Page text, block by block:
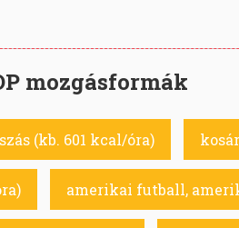
mozgásformák
(kb. 601 kcal/óra)
amerikai futball,